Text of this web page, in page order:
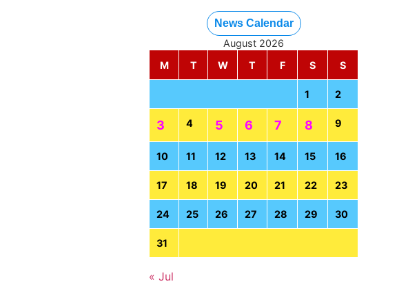
News Calendar
August 2026
M
T W T F S S
1 2
3 4 5 6 7 8 9
10 11 12 13 14 15 16
17 18 19 20 21 22 23
24 25 26 27 28 29 30
31
« Jul